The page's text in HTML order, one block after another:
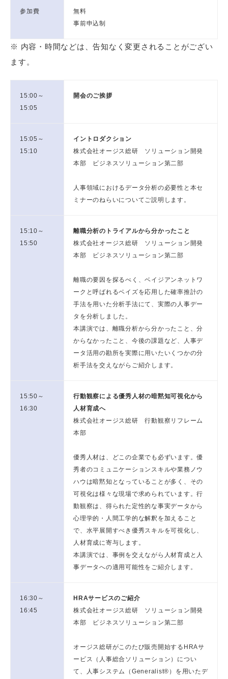
参加費
無料
事前申込制
※ 内容・時間などは、告知なく変更されることがござい
ます。
15:00～
15:05
開会のご挨拶
15:05～
15:10
イントロダクション
株式会社オージス総研 ソリューション開発
本部 ビジネスソリューション第二部
人事領域におけるデータ分析の必要性と本セ
ミナーのねらいについてご説明します。
15:10～
15:50
離職分析のトライアルから分かったこと
株式会社オージス総研 ソリューション開発
本部 ビジネスソリューション第二部
離職の要因を探るべく、ベイジアンネットワ
ークと呼ばれるベイズを応用した確率推計の
手法を用いた分析手法にて、実際の人事デー
タを分析しました。
本講演では、離職分析から分かったこと、分
からなかったこと、今後の課題など、人事デ
ータ活用の勘所を実際に用いたいくつかの分
析手法を交えながらご紹介します。
15:50～
16:30
行動観察による優秀人材の暗黙知可視化から
人材育成へ
株式会社オージス総研 行動観察リフレーム
本部
優秀人材は、どこの企業でも必ずいます。優
秀者のコミュニケーションスキルや業務ノウ
ハウは暗黙知となっていることが多く、その
可視化は様々な現場で求められています。行
動観察は、得られた定性的な事実データから
心理学的・人間工学的な解釈を加えること
で、水平展開すべき優秀スキルを可視化し、
人材育成に寄与します。
本講演では、事例を交えながら人材育成と人
事データへの適用可能性をご紹介します。
16:30～
16:45
HRAサービスのご紹介
株式会社オージス総研 ソリューション開発
本部 ビジネスソリューション第二部
オージス総研がこのたび販売開始するHRAサ
ービス（人事総合ソリューション）につい
て、人事システム（Generalist®）を用いたデ